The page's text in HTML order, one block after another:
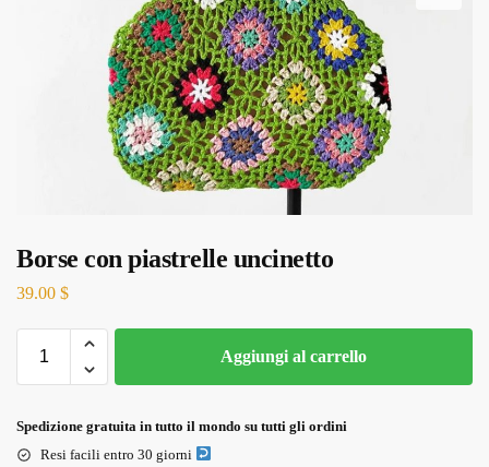
Borse con piastrelle uncinetto
39.00 $
Aggiungi al carrello
Spedizione gratuita in tutto il mondo su tutti gli ordini
Resi facili entro 30 giorni